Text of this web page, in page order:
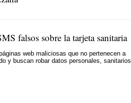
falsos sobre la tarjeta sanitaria
web maliciosas que no pertenecen a
y buscan robar datos personales, sanitarios